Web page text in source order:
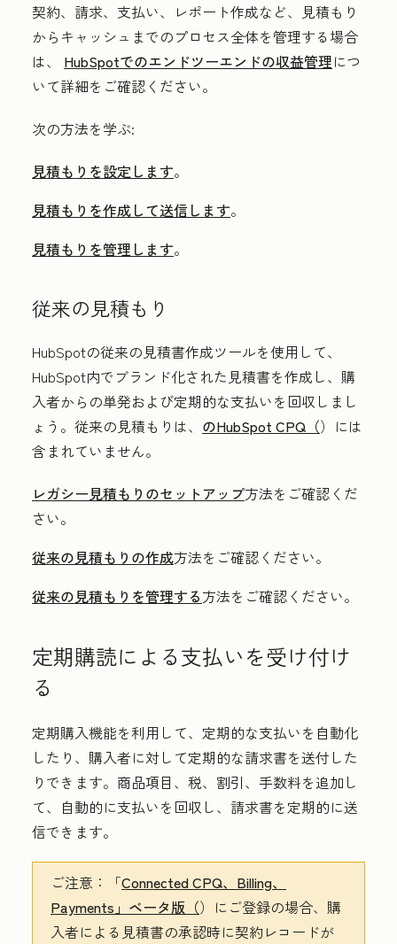
契約、請求、支払い、レポート作成など、見積もり
からキャッシュまでのプロセス全体を管理する場合
は、 HubSpotでのエンドツーエンドの収益管理につ
いて詳細をご確認ください。
次の方法を学ぶ:
見積もりを設定します。
見積もりを作成して送信します。
見積もりを管理します。
従来の見積もり
HubSpotの従来の見積書作成ツールを使用して、
HubSpot内でブランド化された見積書を作成し、購
入者からの単発および定期的な支払いを回収しまし
ょう。従来の見積もりは、 のHubSpot CPQ（）には
含まれていません。
レガシー見積もりのセットアップ方法をご確認くだ
さい。
従来の見積もりの作成方法をご確認ください。
従来の見積もりを管理する方法をご確認ください。
定期購読による支払いを受け付け
る
定期購入機能を利用して、定期的な支払いを自動化
したり、購入者に対して定期的な請求書を送付した
りできます。商品項目、税、割引、手数料を追加し
て、自動的に支払いを回収し、請求書を定期的に送
信できます。
ご注意： 「Connected CPQ、Billing、
Payments」ベータ版（）にご登録の場合、購
入者による見積書の承認時に契約レコードが